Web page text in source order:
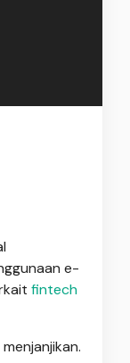
e-
fintech